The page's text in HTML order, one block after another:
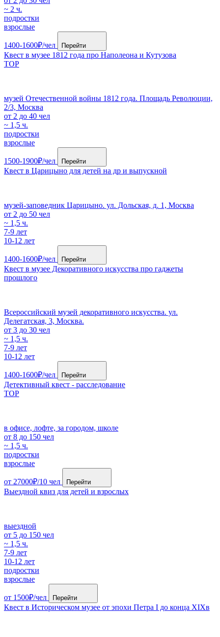
~ 2 ч.
подростки
взрослые
1400-1600₽/чел Перейти
Квест в музее 1812 года про Наполеона и Кутузова
TOP
музей Отечественной войны 1812 года. Площадь Революции,
2/3, Москва
от 2 до 40 чел
~ 1,5 ч.
подростки
взрослые
1500-1900₽/чел Перейти
Квест в Царицыно для детей на др и выпускной
музей-заповедник Царицыно. ул. Дольская, д. 1, Москва
от 2 до 50 чел
~ 1,5 ч.
7-9 лет
10-12 лет
1400-1600₽/чел Перейти
Квест в музее Декоративного искусства про гаджеты
прошлого
Всероссийский музей декоративного искусства. ул.
Делегатская, 3, Москва.
от 3 до 30 чел
~ 1,5 ч.
7-9 лет
10-12 лет
1400-1600₽/чел Перейти
Детективный квест - расследование
TOP
в офисе, лофте, за городом, школе
от 8 до 150 чел
~ 1,5 ч.
подростки
взрослые
от 27000₽/10 чел Перейти
Выездной квиз для детей и взрослых
выездной
от 5 до 150 чел
~ 1,5 ч.
7-9 лет
10-12 лет
подростки
взрослые
от 1500₽/чел Перейти
Квест в Историческом музее от эпохи Петра I до конца XIXв